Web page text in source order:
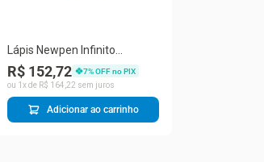
Lápis Newpen Infinito
Diamante Color Redondo
Grafeno Preto
R$ 152,72 7% OFF no PIX
ou 1 x de R$ 164 22 sem juros
Adicionar ao carrinho